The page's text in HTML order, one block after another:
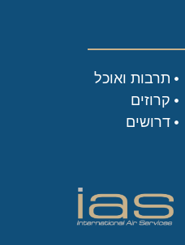
תרבות ואוכל
קרוזים
דרושים